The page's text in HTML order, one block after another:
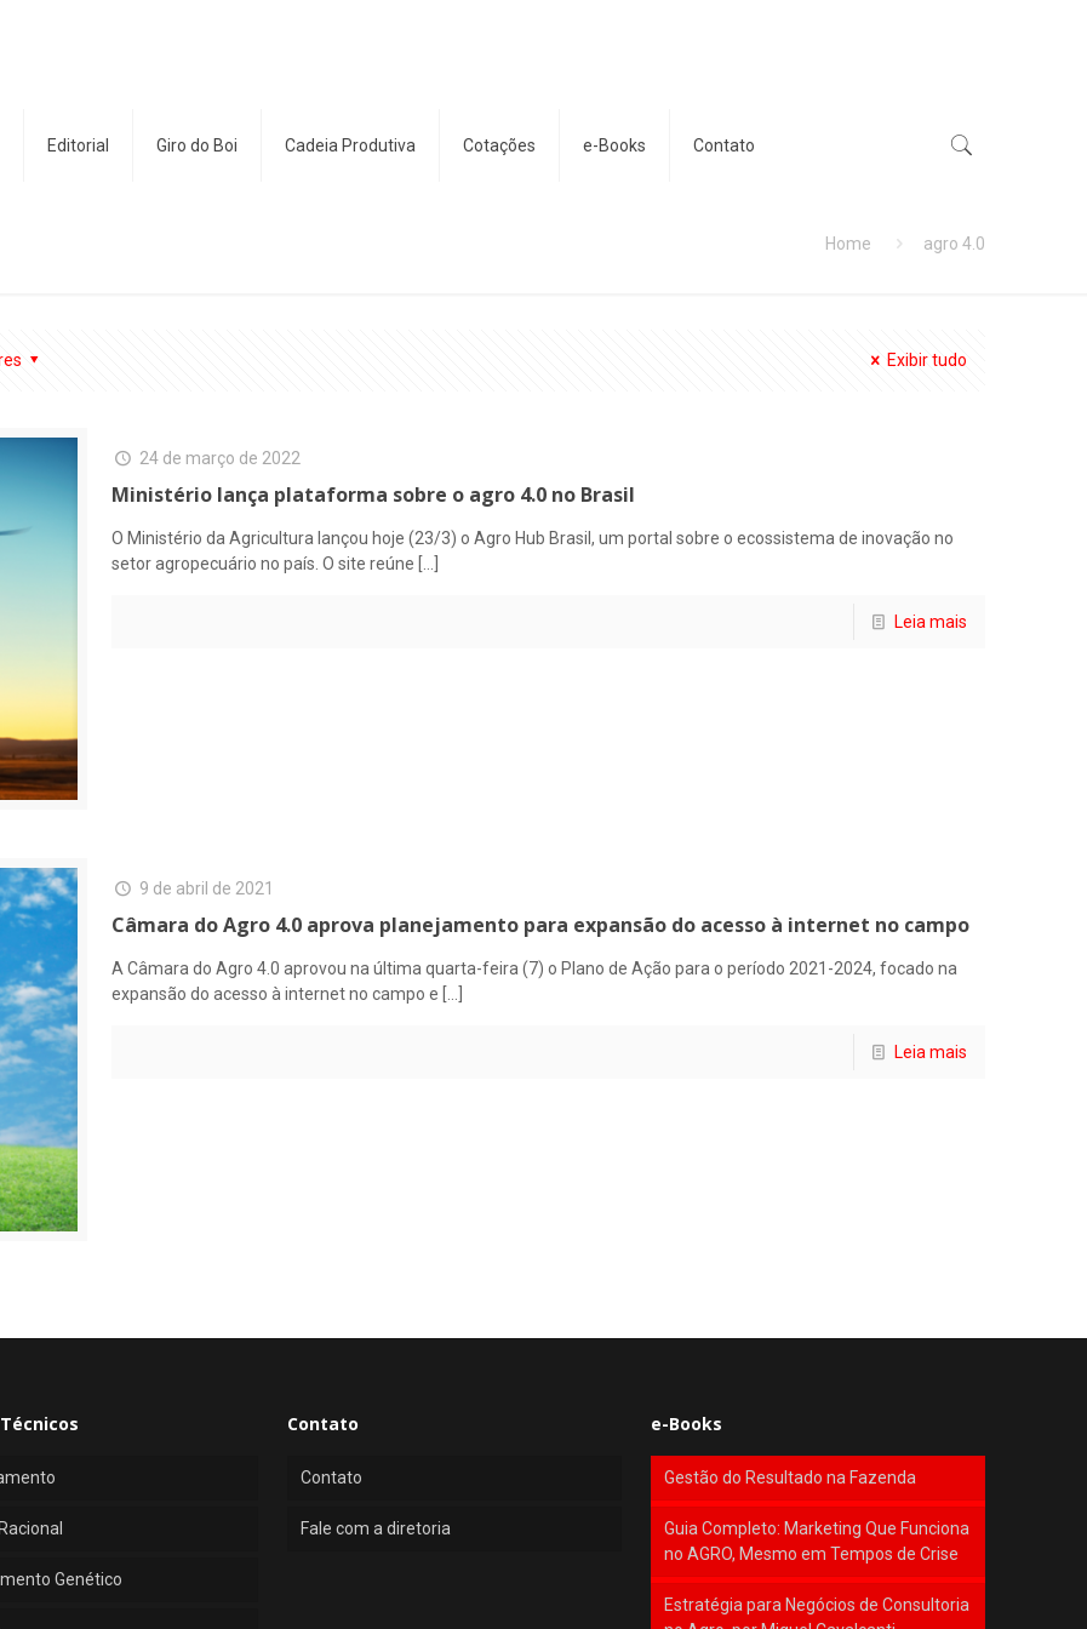
Editorial Giro do Boi Cadeia Produtiva Cotações e-Books Contato
Home agro 4.0
Exibir tudo
24 de março de 2022
Ministério lança plataforma sobre o agro 4.0 no Brasil
O Ministério da Agricultura lançou hoje (23/3) o Agro Hub Brasil, um portal sobre o ecossistema de inovação no
setor agropecuário no país. O site reúne
Leia mais
9 de abril de 2021
Câmara do Agro 4.0 aprova planejamento para expansão do acesso à internet no campo
A Câmara do Agro 4.0 aprovou na última quarta-feira (7) o Plano de Ação para o período 2021-2024, focado na
expansão do acesso à internet no campo e […]
Leia mais
Genético
Contato
Contato
Fale com a diretoria
e-Books
Gestão do Resultado na Fazenda
Guia Completo: Marketing Que Funciona
no AGRO, Mesmo em Tempos de Crise
Estratégia para Negócios de Consultoria